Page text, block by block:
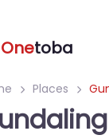
Onetoba
Places